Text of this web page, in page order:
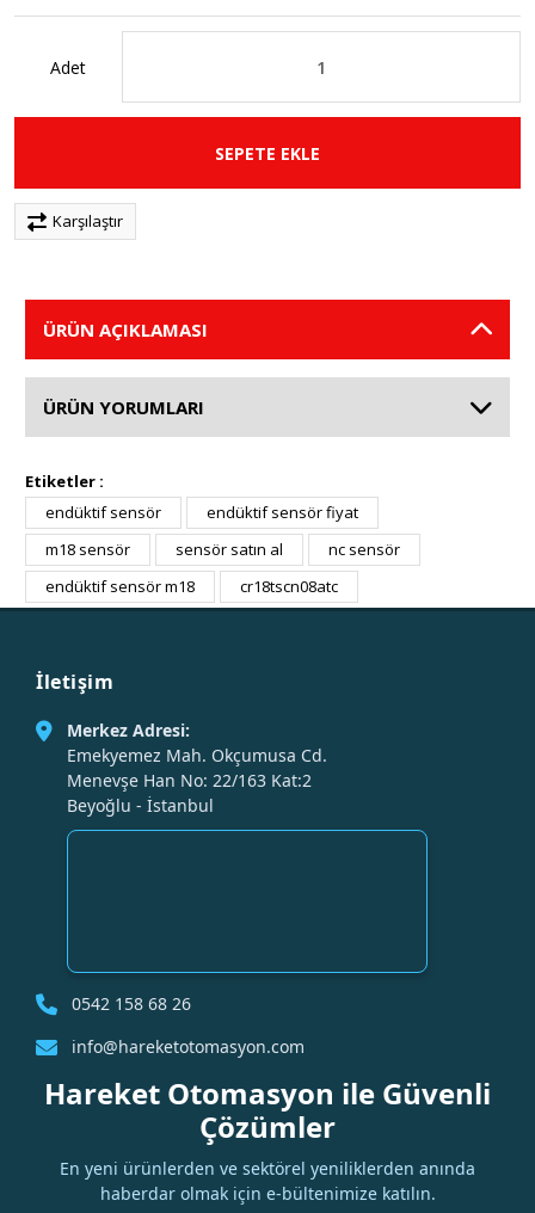
Adet
SEPETE EKLE
Karşılaştır
ÜRÜN AÇIKLAMASI
ÜRÜN YORUMLARI
Etiketler :
endüktif sensör
endüktif sensör fiyat
m18 sensör
sensör satın al
nc sensör
endüktif sensör m18
cr18tscn08atc
İletişim
Merkez Adresi:
Emekyemez Mah. Okçumusa Cd.
Menevşe Han No: 22/163 Kat:2
Beyoğlu - İstanbul
0542 158 68 26
info@hareketotomasyon.com
Hareket Otomasyon ile Güvenli
Çözümler
En yeni ürünlerden ve sektörel yeniliklerden anında
haberdar olmak için e-bültenimize katılın.